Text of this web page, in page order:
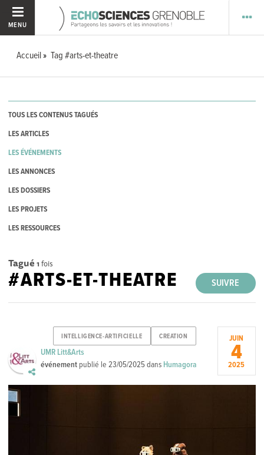
MENU
Accueil Tag #arts-et-theatre
TOUS LES CONTENUS TAGUÉS
LES ARTICLES
LES ÉVÉNEMENTS
LES ANNONCES
LES DOSSIERS
LES PROJETS
LES RESSOURCES
Tagué 1 fois
SUIVRE
#ARTS-ET-THEATRE
INTELLIGENCE-ARTIFICIELLE CREATION
UMR Litt&Arts
événement publié le23/05/2025dans Humagora
JUIN
4
2025